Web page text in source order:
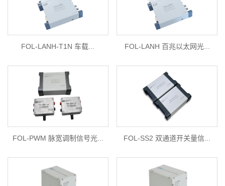
FOL-LANH-T1N 车载... FOL-LANH 百兆以太网光...
FOL-PWM 脉宽调制信号光... FOL-SS2 双通道开关量信...